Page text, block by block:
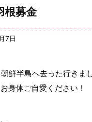
根募金
7日
鮮半島へ去った行きま
身体ご自愛ください！